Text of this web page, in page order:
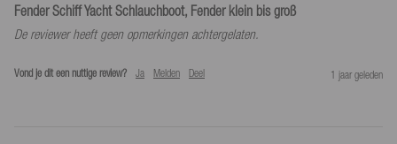
Fender Schiff Yacht Schlauchboot, Fender klein bis groß
De reviewer heeft geen opmerkingen achtergelaten.
Vond je dit een nuttige review? Ja Melden Deel 1 jaar geleden